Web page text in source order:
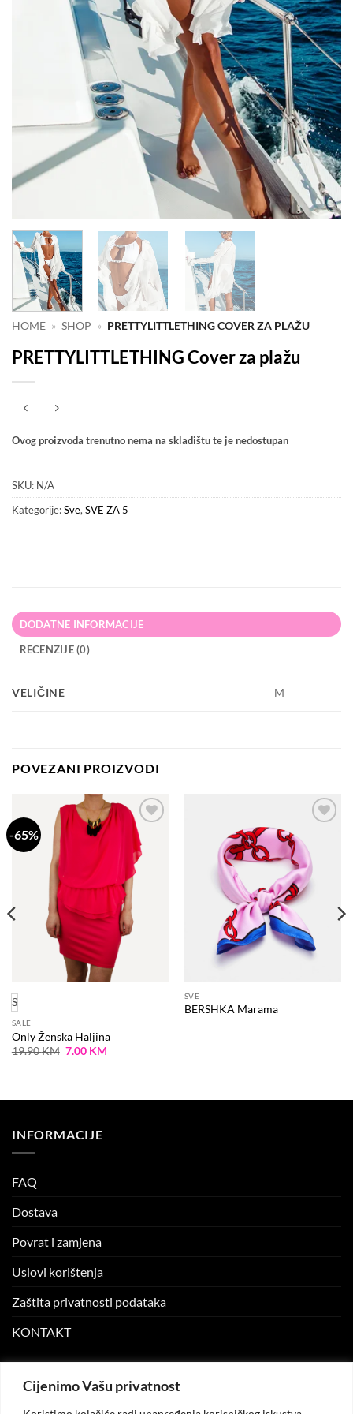
Cijenimo Vašu privatnost
HOME » SHOP » PRETTYLITTLETHING COVER ZA PLAŽU
PRETTYLITTLETHING Cover za plažu
Ovog proizvoda trenutno nema na skladištu te je nedostupan
SKU: N/A
Kategorije:Sve,SVE ZA 5
DODATNE INFORMACIJE
RECENZIJE (0)
VELIČINE M
POVEZANI PROIZVODI
-65%
Dodaj
listu
S
SALE
Only Ženska Haljina
19.90KM Original
7.00 KMCurrent
želja
SVE
BERSHKA Marama
INFORMACIJE
FAQ
Dostava
Povrat i zamjena
Uslovi korištenja
Zaštita privatnosti podataka
KONTAKT